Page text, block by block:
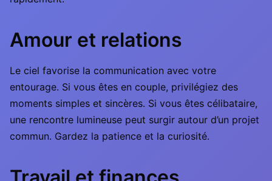
Amour et relations
Le ciel favorise la communication avec votre
entourage. Si vous êtes en couple, privilégiez des
moments simples et sincères. Si vous êtes célibataire,
une rencontre lumineuse peut surgir autour d’un projet
commun. Gardez la patience et la curiosité.